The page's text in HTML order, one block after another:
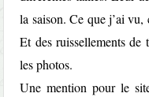
la saison. Ce que j’ai vu,
Et des ruissellements de
les photos.
Une mention pour le